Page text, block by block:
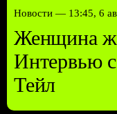
Новости — 13:45, 6
Женщина
Интервью
Тейл